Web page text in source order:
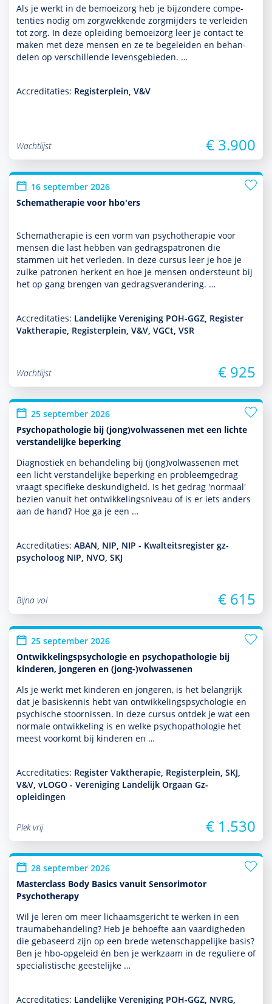
Als je werkt in de bemoei­zorg heb je bijzondere compe­
ten­ties nodig om zorgwekkende zorgmijders te verleiden
tot zorg. In deze opleiding bemoei­zorg leer je contact te
maken met deze mensen en ze te bege­leiden en behan­
delen op ver­schil­lende levensgebieden. …
Accreditaties: Registerplein, V&V
Wachtlijst € 3.900
16 september 2026
Schematherapie voor hbo'ers
Schemathera­pie is een vorm van psycho­thera­pie voor
mensen die last hebben van gedragspatronen die
stammen uit het verleden. In deze cursus leer je hoe je
zulke patronen herkent en hoe je mensen onder­steunt bij
het op gang brengen van gedragsveran­de­ring. …
Accreditaties: Landelijke Vereniging POH-GGZ, Register
Vaktherapie, Registerplein, V&V, VGCt, VSR
Wachtlijst € 925
25 september 2026
Psychopathologie bij (jong)volwassenen met een lichte
verstandelijke beperking
Diagnostiek en behan­del­ing bij (jong)vol­was­senen met
een licht ver­stande­lijke beper­king en probleemgedrag
vraagt speci­fieke des­kun­dig­heid. Is het gedrag 'normaal'
bezien vanuit het ont­wikke­lingsniveau of is er iets anders
aan de hand? Hoe ga je een …
Accreditaties: ABAN, NIP, NIP - Kwalteitsregister gz-
psycholoog NIP, NVO, SKJ
Bijna vol € 615
25 september 2026
Ontwikkelingspsychologie en psychopathologie bij
kinderen, jongeren en (jong-)volwassenen
Als je werkt met kin­de­ren en jongeren, is het belang­rijk
dat je basis­kennis hebt van ont­wikke­lingspsycho­logie en
psychische stoor­nissen. In deze cursus ontdek je wat een
normale ont­wikke­ling is en welke psycho­patho­logie het
meest voorkomt bij kin­de­ren en …
Accreditaties: Register Vaktherapie, Registerplein, SKJ,
V&V, vLOGO - Vereniging Landelijk Orgaan Gz-
opleidingen
Plek vrij € 1.530
28 september 2026
Masterclass Body Basics vanuit Sensorimotor
Psychotherapy
Wil je leren om meer lichaamsgericht te werken in een
traumabehan­del­ing? Heb je behoefte aan vaar­dig­heden
die gebaseerd zijn op een brede weten­schappe­lijke basis?
Ben je hbo-opgeleid én ben je werk­zaam in de reguliere of
specialis­tische geeste­lijke …
Accreditaties: Landelijke Vereniging POH-GGZ, NVRG,